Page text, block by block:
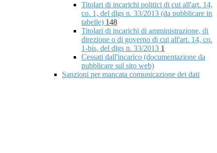
Titolari di incarichi politici di cui all'art. 14,
co. 1, del dlgs n. 33/2013 (da pubblicare in
tabelle) 148
Titolari di incarichi di amministrazione, di
direzione o di governo di cui all'art. 14, co.
1-bis, del dlgs n. 33/2013 1
Cessati dall'incarico (documentazione da
pubblicare sul sito web)
Sanzioni per mancata comunicazione dei dati